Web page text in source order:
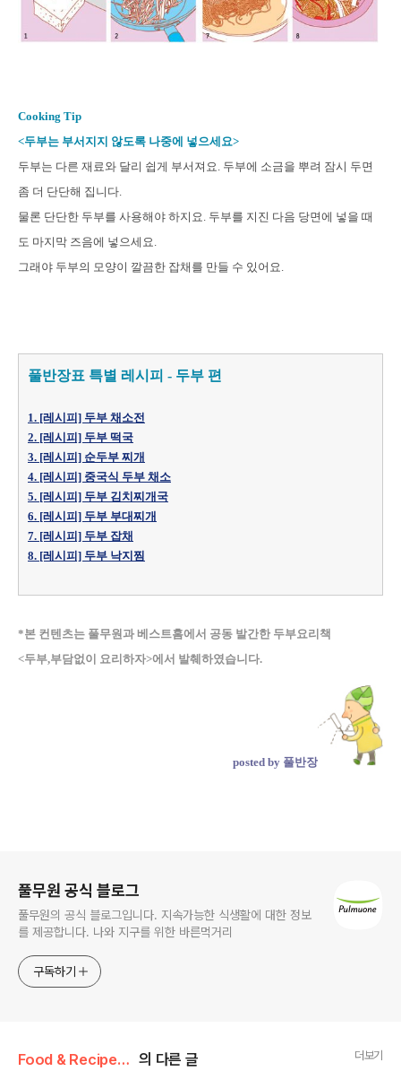
Cooking Tip
<두부는 부서지지 않도록 나중에 넣으세요>
두부는 다른 재료와 달리 쉽게 부서져요. 두부에 소금을 뿌려 잠시 두면
좀 더 단단해 집니다.
물론 단단한 두부를 사용해야 하지요. 두부를 지진 다음 당면에 넣을 때
도 마지막 즈음에 넣으세요.
그래야 두부의 모양이 깔끔한 잡채를 만들 수 있어요.
풀반장표 특별 레시피 - 두부 편
1. [레시피] 두부 채소전
2. [레시피] 두부 떡국
3. [레시피] 순두부 찌개
4. [레시피] 중국식 두부 채소
5. [레시피] 두부 김치찌개국
6. [레시피] 두부 부대찌개
7. [레시피] 두부 잡채
8. [레시피] 두부 낙지찜
*본 컨텐츠는 풀무원과 베스트홈에서 공동 발간한 두부요리책
<두부,부담없이 요리하자>에서 발췌하였습니다.
posted by 풀반장
풀무원 공식 블로그
풀무원의 공식 블로그입니다. 지속가능한 식생활에 대한 정보
를 제공합니다. 나와 지구를 위한 바른먹거리
구독하기
Food & Recipe/건강 레시피 의 다른 글 더보기